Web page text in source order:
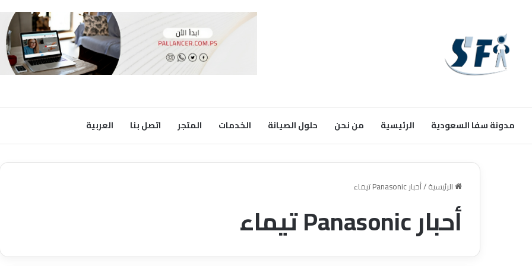
مدونة سفا السعودية الرئيسية من نحن حلول الصيانة الخدمات المتجر اتصل بنا العربية
الرئيسية/أحبار Panasonic تيماء
أحبار Panasonic تيماء